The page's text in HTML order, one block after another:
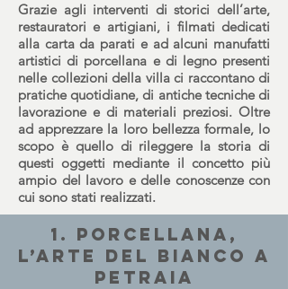
Grazie agli interventi di storici dell’arte,
restauratori e artigiani, i filmati dedicati
alla carta da parati e ad alcuni manufatti
artistici di porcellana e di legno presenti
nelle collezioni della villa ci raccontano di
pratiche quotidiane, di antiche tecniche di
lavorazione e di materiali preziosi. Oltre
ad apprezzare la loro bellezza formale, lo
scopo è quello di rileggere la storia di
questi oggetti mediante il concetto più
ampio del lavoro e delle conoscenze con
cui sono stati realizzati.
1. Porcellana,
l’arte del bianco a
Petraia